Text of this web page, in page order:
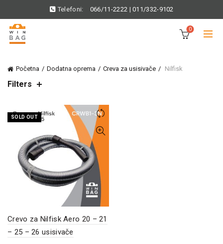
Telefoni: 066/11-2222 |011/332-9102
0
Početna Dodatna oprema Creva za usisivače Nilfisk
Filters
SOLD OUT
Crevo za Nilfisk Aero 20 – 21
– 25 – 26 usisivače